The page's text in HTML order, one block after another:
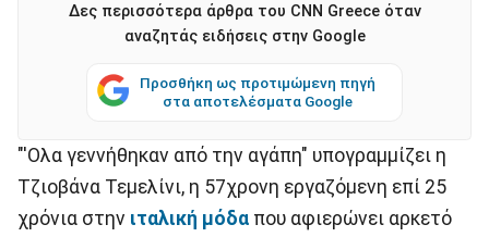
Δες περισσότερα άρθρα του CNN Greece όταν
αναζητάς ειδήσεις στην Google
Προσθήκη ως προτιμώμενη πηγή
στα αποτελέσματα Google
"'Ολα γεννήθηκαν από την αγάπη" υπογραμμίζει η
Τζιοβάνα Τεμελίνι, η 57χρονη εργαζόμενη επί 25
χρόνια στην ιταλική μόδα που αφιερώνει αρκετό